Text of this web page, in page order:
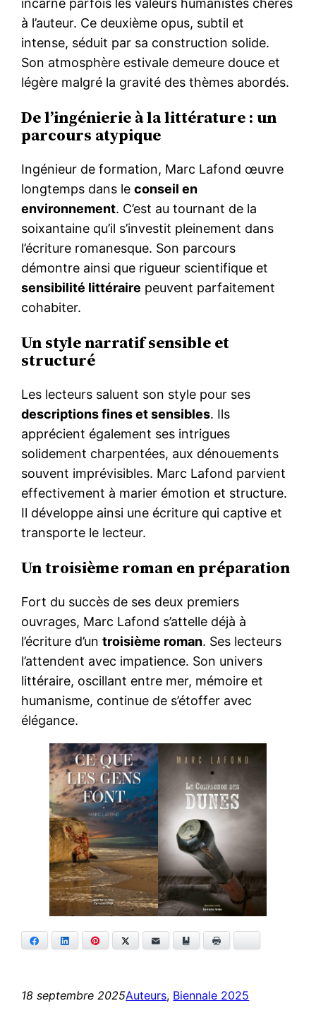
incarne parfois les valeurs humanistes chères
à l’auteur. Ce deuxième opus, subtil et
intense, séduit par sa construction solide.
Son atmosphère estivale demeure douce et
légère malgré la gravité des thèmes abordés.
De l’ingénierie à la littérature : un
parcours atypique
Ingénieur de formation, Marc Lafond œuvre
longtemps dans leconseil en
environnement. C’est au tournant de la
soixantaine qu’il s’investit pleinement dans
l’écriture romanesque. Son parcours
démontre ainsi que rigueur scientifique et
sensibilité littéraire peuvent parfaitement
cohabiter.
Un style narratif sensible et
structuré
Les lecteurs saluent son style pour ses
descriptions fines et sensibles. Ils
apprécient également ses intrigues
solidement charpentées, aux dénouements
souvent imprévisibles. Marc Lafond parvient
effectivement à marier émotion et structure.
Il développe ainsi une écriture qui captive et
transporte le lecteur.
Un troisième roman en préparation
Fort du succès de ses deux premiers
ouvrages, Marc Lafond s’attelle déjà à
l’écriture d’untroisième roman. Ses lecteurs
l’attendent avec impatience. Son univers
littéraire, oscillant entre mer, mémoire et
humanisme, continue de s’étoffer avec
élégance.
FacebookLinkedIn Pinterest Twitter E-mail Ajouter aux favoris
18 septembre 2025Auteurs, Biennale 2025